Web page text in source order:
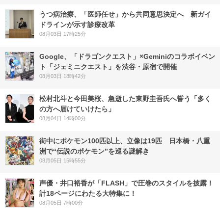
うつ病治療、「医師任せ」から共同意思決定へ 新ガイ
ドラインが示す診療改革
08月03日 17時25分
Google、「ドラゴンクエスト」×Geminiのコラボイベン
ト「ジェミニクエスト」を渋谷・原宿で開催
08月03日 18時42分
松村北斗と今田美桜、急逝した東野圭吾氏へ誓う「多く
の方へ届けていけたら」
08月04日 14時00分
街中にポケモン100匹以上、立像は19匹 日本橋・八重
洲で“伝説のポケモン”を巡る謎解き
08月05日 15時55分
声優・井口裕香が「FLASH」で圧巻のスタイルを披露！
計18ページにわたる大特集に！
08月05日 7時00分